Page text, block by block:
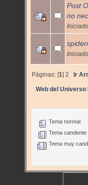
Post
no
Páginas: [1]2 Ir
Web del Universo
Tema normal
Tema
Tema muy